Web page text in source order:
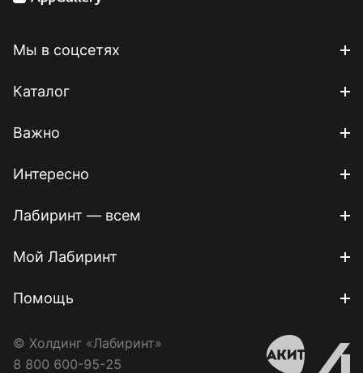
Мы в соцсетях
Каталог
Важно
Интересно
Лабиринт — всем
Мой Лабиринт
Помощь
© Холдинг «Лабиринт»
8 800 600-95-25